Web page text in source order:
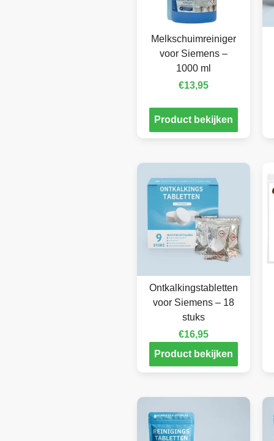
Melkschuimreiniger
voor Siemens –
1000 ml
€13,95
Product bekijken
Ontkalkingstabletten
voor Siemens – 18
stuks
€16,95
Product bekijken